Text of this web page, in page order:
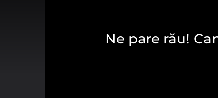
Ne pare rău!
Alegerea
Aceste cookies sunt